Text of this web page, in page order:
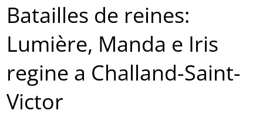
Batailles de reines:
Lumière, Manda e Iris
regine a Challand-Saint-
Victor